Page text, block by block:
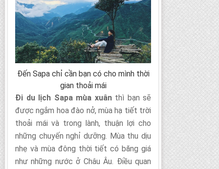
Đến Sapa chỉ cần bạn có cho mình thời
gian thoải mái
Đi du lịch Sapa mùa xuânthì bạn sẽ
được ngắm hoa đào nở, mùa hạ tiết trời
thoải mái và trong lành, thuận lợi cho
những chuyến nghỉ dưỡng. Mùa thu dịu
nhẹ và mùa đông thời tiết có băng giá
như những nước ở Châu Âu. Điều quan